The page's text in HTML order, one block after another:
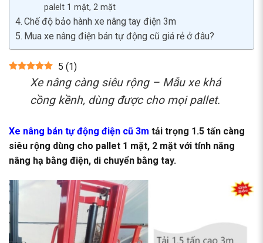
palelt 1 mặt, 2 mặt
Chế độ bảo hành xe nâng tay điện 3m
Mua xe nâng điện bán tự động cũ giá rẻ ở đâu?
5 (1)
Xe nâng càng siêu rộng – Mẫu xe khá
cồng kềnh, dùng được cho mọi pallet.
Xe nâng bán tự động điện cũ 3m tải trọng 1.5 tấn càng
siêu rộng dùng cho pallet 1 mặt, 2 mặt với tính năng
nâng hạ bằng điện, di chuyển bằng tay.